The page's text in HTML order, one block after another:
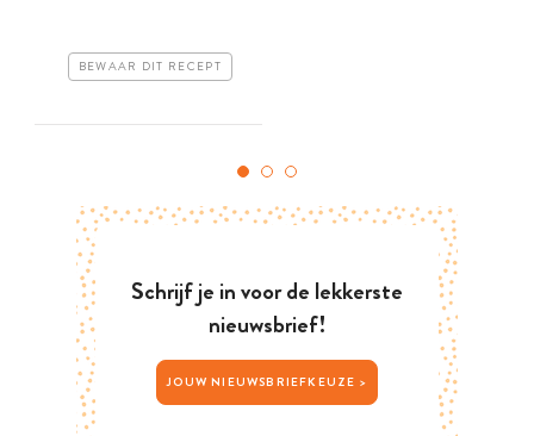
BEWAAR DIT RECEPT
Schrijf je in voor de lekkerste
nieuwsbrief!
JOUW NIEUWSBRIEFKEUZE >